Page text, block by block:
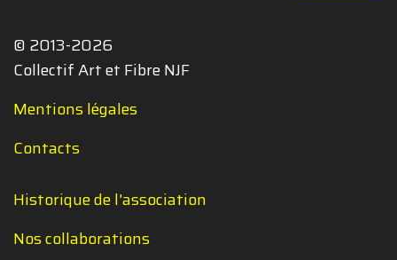
© 2013-2026
Collectif Art et Fibre NJF
Mentions légales
Contacts
Historique de l'association
Nos collaborations